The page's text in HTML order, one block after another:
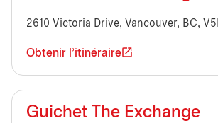
2610 Victoria Drive, Vancouver, BC,
Obtenir l'itinéraire
Guichet The Exchange